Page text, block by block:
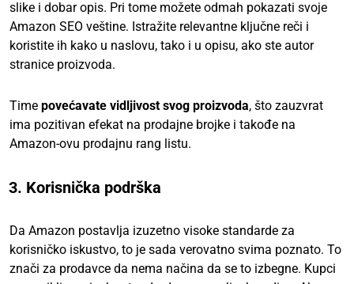
slike i dobar opis. Pri tome možete odmah pokazati svoje
Amazon SEO veštine. Istražite relevantne ključne reči i
koristite ih kako u naslovu, tako i u opisu, ako ste autor
stranice proizvoda.
Time povećavate vidljivost svog proizvoda, što zauzvrat
ima pozitivan efekat na prodajne brojke i takođe na
Amazon-ovu prodajnu rang listu.
3. Korisnička podrška
Da Amazon postavlja izuzetno visoke standarde za
korisničko iskustvo, to je sada verovatno svima poznato. To
znači za prodavce da nema načina da se to izbegne. Kupci